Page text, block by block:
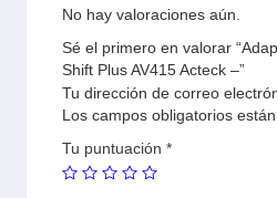
No hay valoraciones aún.
Sé el primero en valorar
Shift Plus AV415 Acteck –”
Tu dirección de correo
Los campos obligatorios
Tu puntuación *